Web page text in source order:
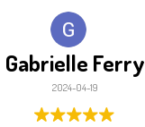
Gabrielle Ferry
2024-04-19